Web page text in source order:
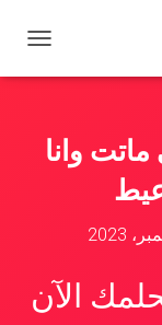
ب
وانا
الآن